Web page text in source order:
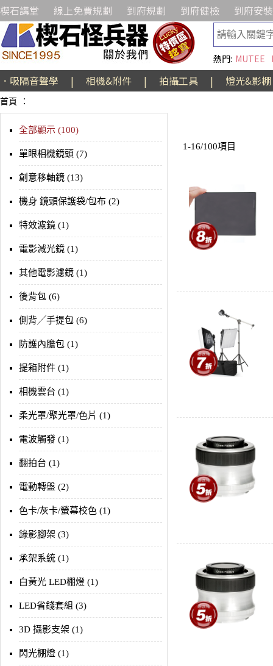
楔石講堂 線上免費規劃 到府規劃 到府健檢 到府安裝
熱門: MUTEE
．吸隔音聲學 | 相機&附件 | 拍攝工具 | 燈光&影棚
首頁 ：
全部顯示 (100)
單眼相機鏡頭 (7)
創意移軸鏡 (13)
機身 鏡頭保護袋/包布 (2)
特效濾鏡 (1)
電影減光鏡 (1)
其他電影濾鏡 (1)
後背包 (6)
側背╱手提包 (6)
防護內膽包 (1)
提箱附件 (1)
相機雲台 (1)
柔光罩/聚光罩/色片 (1)
電波觸發 (1)
翻拍台 (1)
電動轉盤 (2)
色卡/灰卡/螢幕校色 (1)
錄影腳架 (3)
承架系統 (1)
白黃光 LED棚燈 (1)
LED省錢套組 (3)
3D 攝影支架 (1)
閃光棚燈 (1)
1-16/100項目